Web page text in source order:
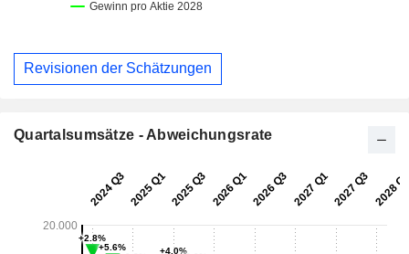
Revisionen der Schätzungen
Quartalsumsätze - Abweichungsrate